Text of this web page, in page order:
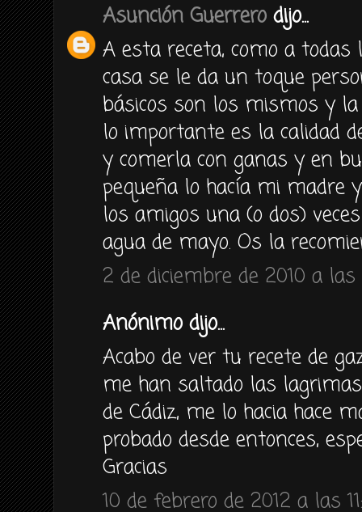
Asunción Guerrero dijo...
A esta receta, como a todas
casa se le da un toque
básicos son los mismos y
lo importante es la calidad
y comerla con ganas y en
pequeña lo hacía mi madre
los amigos una (o dos)
agua de mayo. Os la
2 de diciembre de 2010 a las
Anónimo dijo...
Acabo de ver tu recete de
me han saltado las
de Cádiz, me lo hacia hace
probado desde entonces,
Gracias
10 de febrero de 2012 a las